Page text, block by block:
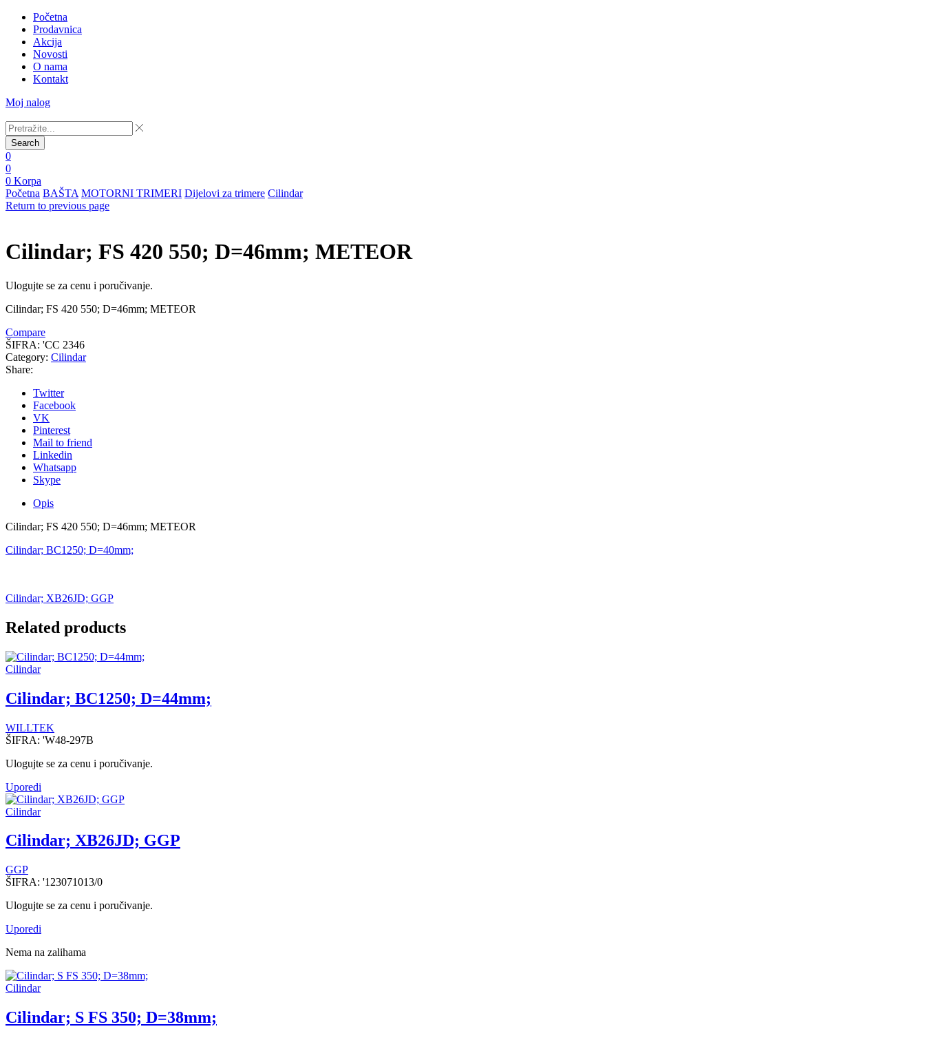
Početna
Prodavnica
Akcija
Novosti
O nama
Kontakt
Moj nalog
Search
0
0
0 Korpa
Početna BAŠTA MOTORNI TRIMERI Dijelovi za trimere Cilindar
Return to previous page
Cilindar; FS 420 550; D=46mm; METEOR
Ulogujte se za cenu i poručivanje.
Cilindar; FS 420 550; D=46mm; METEOR
Compare
ŠIFRA: 'CC 2346
Category: Cilindar
Share:
Twitter
Facebook
VK
Pinterest
Mail to friend
Linkedin
Whatsapp
Skype
Opis
Cilindar; FS 420 550; D=46mm; METEOR
Cilindar; BC1250; D=40mm;
Cilindar; XB26JD; GGP
Related products
Cilindar
Cilindar; BC1250; D=44mm;
WILLTEK
ŠIFRA: 'W48-297B
Ulogujte se za cenu i poručivanje.
Uporedi
Cilindar
Cilindar; XB26JD; GGP
GGP
ŠIFRA: '123071013/0
Ulogujte se za cenu i poručivanje.
Uporedi
Nema na zalihama
Cilindar
Cilindar; S FS 350; D=38mm;